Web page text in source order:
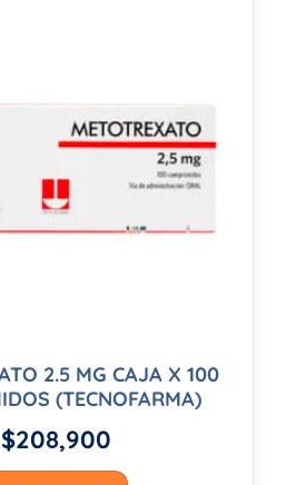
2.5 MG CAJA X 100
(TECNOFARMA)
$208,900